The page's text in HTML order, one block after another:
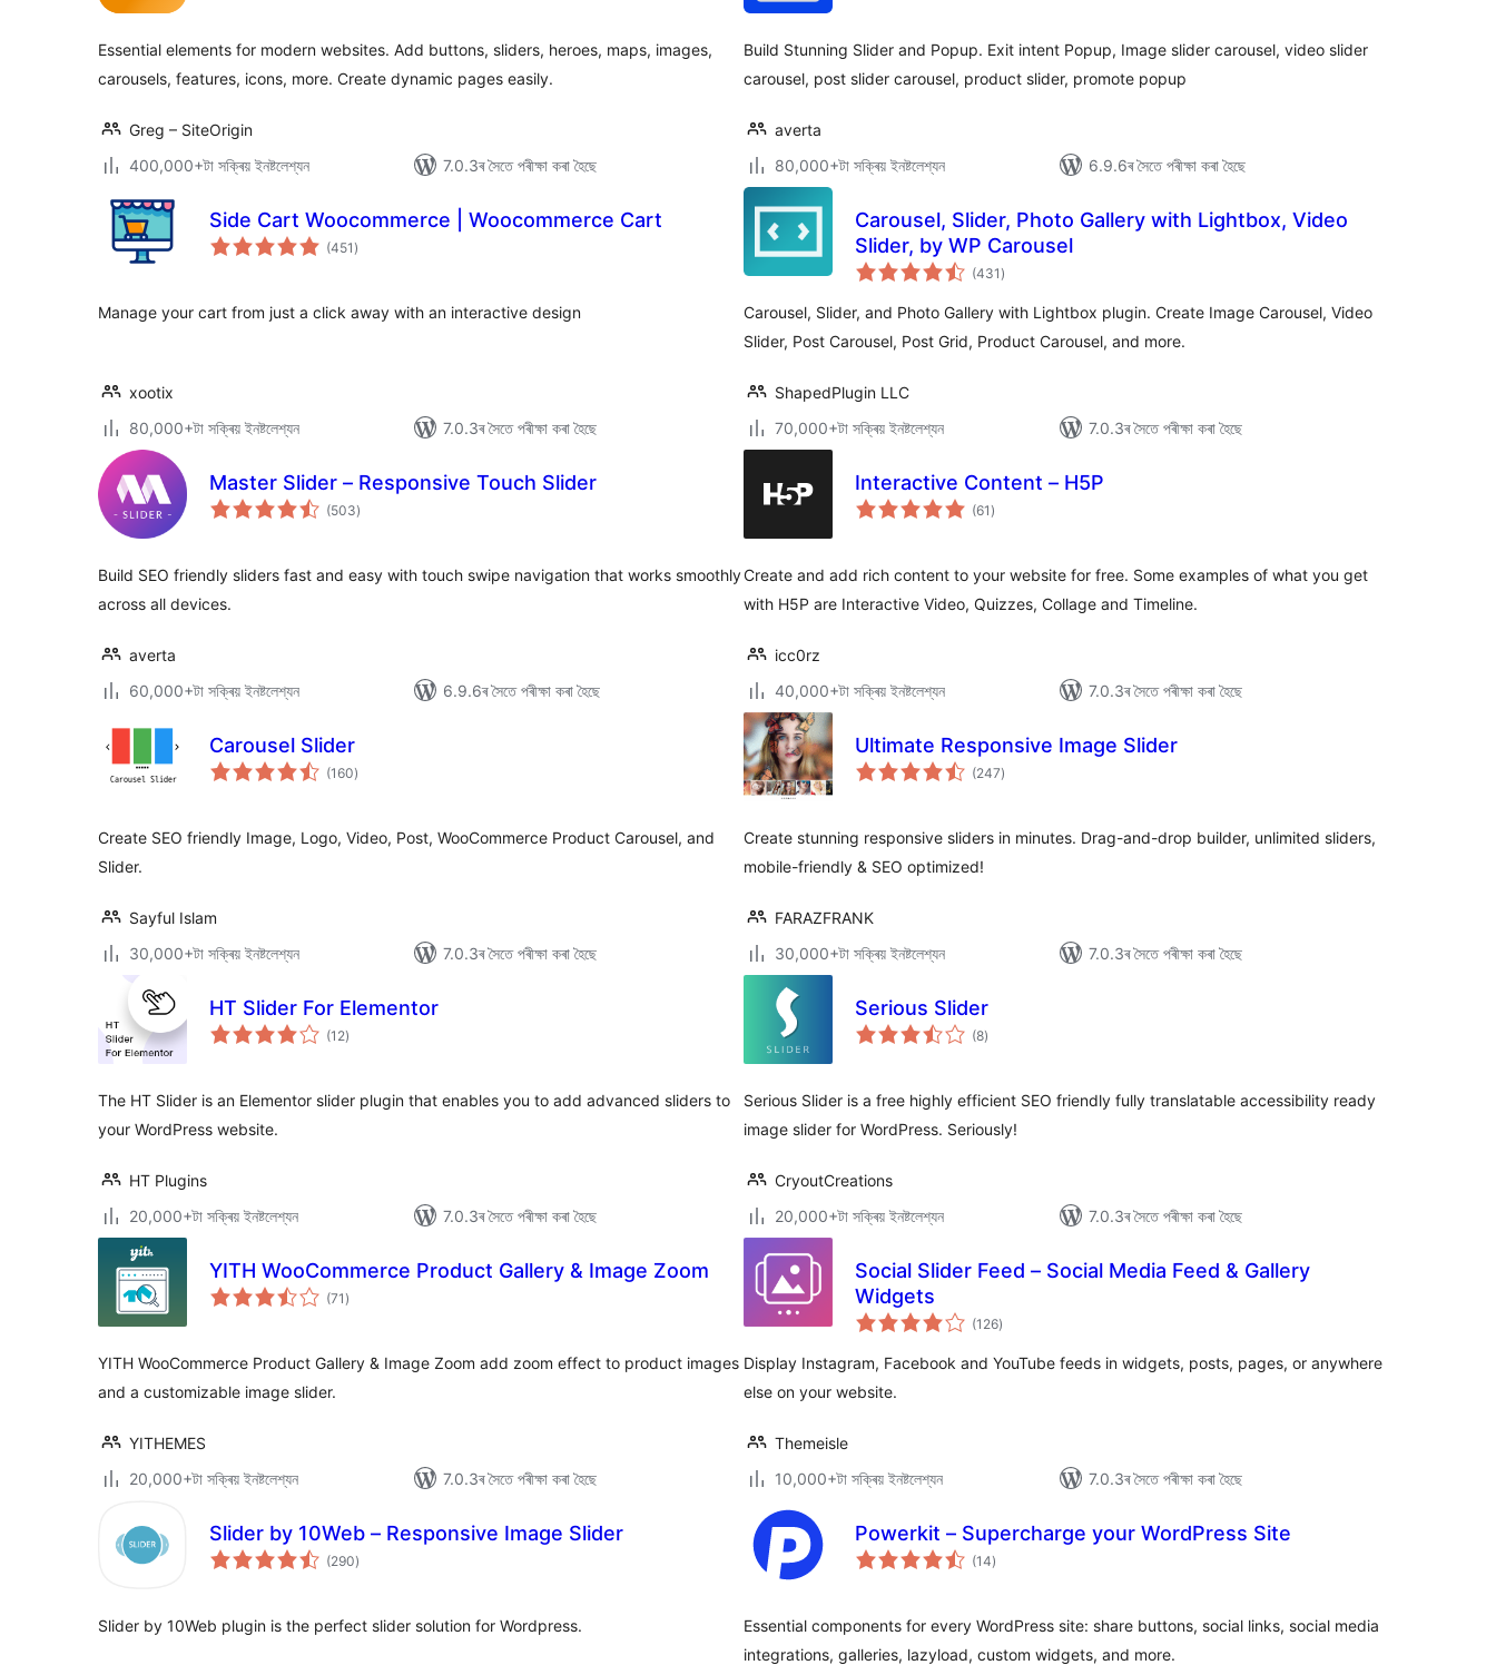
Essential elements for modern websites. Add buttons, sliders, heroes, maps, images,
carousels, features, icons, more. Create dynamic pages easily.
Greg – SiteOrigin
400,000+টা সক্ৰিয় ইনষ্টলেশ্যন
7.0.3ৰ সৈতে পৰীক্ষা কৰা হৈছে
Build Stunning Slider and Popup. Exit intent Popup, Image slider carousel, video slider
carousel, post slider carousel, product slider, promote popup
averta
80,000+টা সক্ৰিয় ইনষ্টলেশ্যন
6.9.6ৰ সৈতে পৰীক্ষা কৰা হৈছে
Side Cart Woocommerce | Woocommerce Cart
(451 টা
মুঠ)
Manage your cart from just a click away with an interactive design
xootix
80,000+টা সক্ৰিয় ইনষ্টলেশ্যন
7.0.3ৰ সৈতে পৰীক্ষা কৰা হৈছে
Carousel, Slider, Photo Gallery with Lightbox, Video
Slider, by WP Carousel
(431 টা
মুঠ)
Carousel, Slider, and Photo Gallery with Lightbox plugin. Create Image Carousel, Video
Slider, Post Carousel, Post Grid, Product Carousel, and more.
ShapedPlugin LLC
70,000+টা সক্ৰিয় ইনষ্টলেশ্যন
7.0.3ৰ সৈতে পৰীক্ষা কৰা হৈছে
Master Slider – Responsive Touch Slider
(503টা
মুঠ)
Build SEO friendly sliders fast and easy with touch swipe navigation that works smoothly
across all devices.
averta
60,000+টা সক্ৰিয় ইনষ্টলেশ্যন
6.9.6ৰ সৈতে পৰীক্ষা কৰা হৈছে
Interactive Content – H5P
(61 টা
মুঠ)
Create and add rich content to your website for free. Some examples of what you get
with H5P are Interactive Video, Quizzes, Collage and Timeline.
icc0rz
40,000+টা সক্ৰিয় ইনষ্টলেশ্যন
7.0.3ৰ সৈতে পৰীক্ষা কৰা হৈছে
Carousel Slider
(160টা
মুঠ)
Create SEO friendly Image, Logo, Video, Post, WooCommerce Product Carousel, and
Slider.
Sayful Islam
30,000+টা সক্ৰিয় ইনষ্টলেশ্যন
7.0.3ৰ সৈতে পৰীক্ষা কৰা হৈছে
Ultimate Responsive Image Slider
(247টা
মুঠ)
Create stunning responsive sliders in minutes. Drag-and-drop builder, unlimited sliders,
mobile-friendly & SEO optimized!
FARAZFRANK
30,000+টা সক্ৰিয় ইনষ্টলেশ্যন
7.0.3ৰ সৈতে পৰীক্ষা কৰা হৈছে
HT Slider For Elementor
(12টা
মুঠ)
The HT Slider is an Elementor slider plugin that enables you to add advanced sliders to
your WordPress website.
HT Plugins
20,000+টা সক্ৰিয় ইনষ্টলেশ্যন
7.0.3ৰ সৈতে পৰীক্ষা কৰা হৈছে
Serious Slider
(8টা
মুঠ)
Serious Slider is a free highly efficient SEO friendly fully translatable accessibility ready
image slider for WordPress. Seriously!
CryoutCreations
20,000+টা সক্ৰিয় ইনষ্টলেশ্যন
7.0.3ৰ সৈতে পৰীক্ষা কৰা হৈছে
YITH WooCommerce Product Gallery & Image Zoom
(71 টা
মুঠ)
YITH WooCommerce Product Gallery & Image Zoom add zoom effect to product images
and a customizable image slider.
YITHEMES
20,000+টা সক্ৰিয় ইনষ্টলেশ্যন
7.0.3ৰ সৈতে পৰীক্ষা কৰা হৈছে
Social Slider Feed – Social Media Feed & Gallery
Widgets
(126টা
মুঠ)
Display Instagram, Facebook and YouTube feeds in widgets, posts, pages, or anywhere
else on your website.
Themeisle
10,000+টা সক্ৰিয় ইনষ্টলেশ্যন
7.0.3ৰ সৈতে পৰীক্ষা কৰা হৈছে
Slider by 10Web – Responsive Image Slider
(290টা
মুঠ)
Slider by 10Web plugin is the perfect slider solution for Wordpress.
Powerkit – Supercharge your WordPress Site
(14টা
মুঠ)
Essential components for every WordPress site: share buttons, social links, social media
integrations, galleries, lazyload, custom widgets, and more.